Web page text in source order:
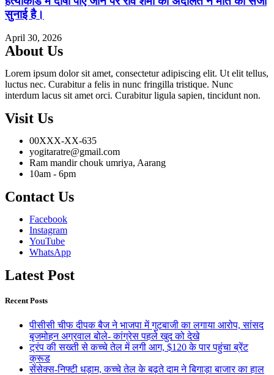
सुनाई है।
April 30, 2026
About Us
Lorem ipsum dolor sit amet, consectetur adipiscing elit. Ut elit tellus,
luctus nec. Curabitur a felis in nunc fringilla tristique. Nunc
interdum lacus sit amet orci. Curabitur ligula sapien, tincidunt non.
Visit Us
00XXX-XX-635
yogitaratre@gmail.com
Ram mandir chouk umriya, Aarang
10am - 6pm
Contact Us
Facebook
Instagram
YouTube
WhatsApp
Latest Post
Recent Posts
पीसीसी चीफ दीपक बैज ने भाजपा में गुटबाजी का लगाया आरोप, सांसद
बृजमोहन अग्रवाल बोले- कांग्रेस पहले खुद को देखे
ट्रंप की सख्ती से कच्चे तेल में लगी आग, $120 के पार पहुंचा ब्रेंट
क्रूड
सेंसेक्स-निफ्टी धड़ाम, कच्चे तेल के बढ़ते दाम ने बिगाड़ा बाजार का हाल